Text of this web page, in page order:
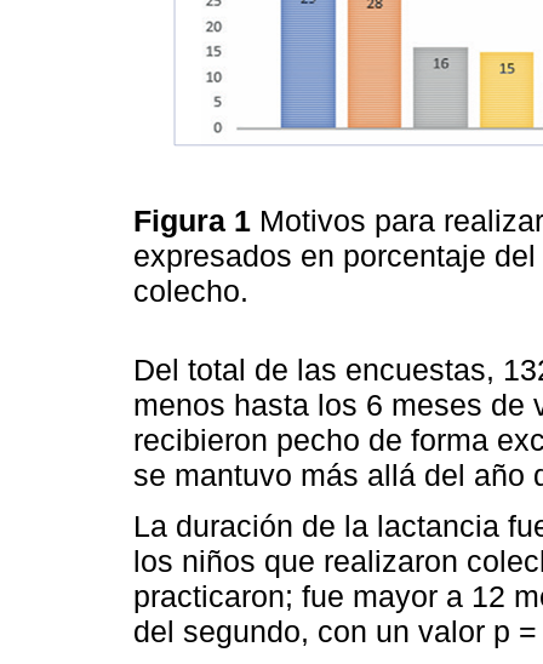
Figura 1 Motivos para
expresados en porcentaje
colecho.
Del total de las encuestas,
menos hasta los 6 meses de
recibieron pecho de forma
se mantuvo más allá del año
La duración de la lactancia
los niños que realizaron
practicaron; fue mayor a 12
del segundo, con un valor p